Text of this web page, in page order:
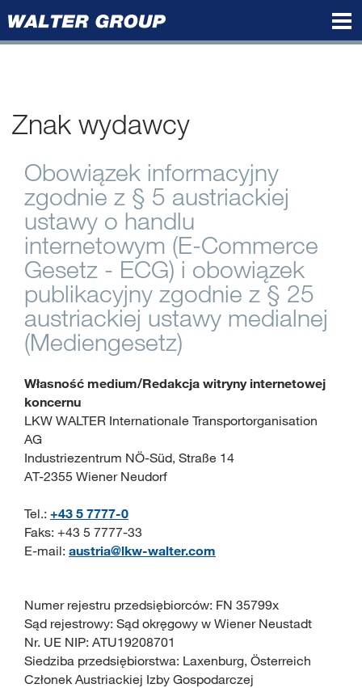
Znak wydawcy
Obowiązek informacyjny
zgodnie z § 5 austriackiej
ustawy o handlu
internetowym (E-Commerce
Gesetz - ECG) i obowiązek
publikacyjny zgodnie z § 25
austriackiej ustawy medialnej
(Mediengesetz)
Własność medium/Redakcja witryny internetowej
koncernu
LKW WALTER Internationale Transportorganisation
AG
Industriezentrum NÖ-Süd, Straße 14
AT-2355 Wiener Neudorf
Tel.: +43 5 7777-0
Faks: +43 5 7777-33
E-mail: austria@lkw-walter.com
Numer rejestru przedsiębiorców: FN 35799x
Sąd rejestrowy: Sąd okręgowy w Wiener Neustadt
Nr. UE NIP: ATU19208701
Siedziba przedsiębiorstwa: Laxenburg, Österreich
Członek Austriackiej Izby Gospodarczej